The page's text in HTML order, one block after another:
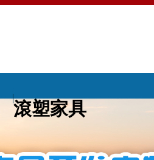
滾塑家具